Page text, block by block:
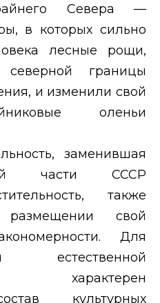
Севера —
в которых сильно
лесные рощи,
границы
и изменили свой
оленьи
заменившая
части СССР
также
свой
Для
характерен
культурных